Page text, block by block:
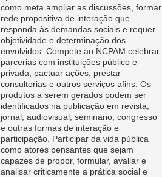
como meta ampliar as discussões, formar
rede propositiva de interação que
responda às demandas sociais e requer
objetividade e determinação dos
envolvidos. Compete ao NCPAM celebrar
parcerias com instituições público e
privada, pactuar ações, prestar
consultorias e outros serviços afins. Os
produtos a serem gerados podem ser
identificados na publicação em revista,
jornal, audiovisual, seminário, congresso
e outras formas de interação e
participação. Participar da vida pública
como atores pensantes que sejam
capazes de propor, formular, avaliar e
analisar criticamente a prática social e